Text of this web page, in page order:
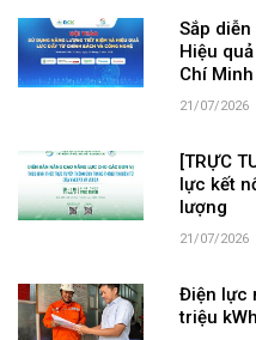
Sắp
Hiệu
Chí Minh
21/07/2026
[TRỰC
lực kết
lượng
21/07/2026
Điện lực
triệu